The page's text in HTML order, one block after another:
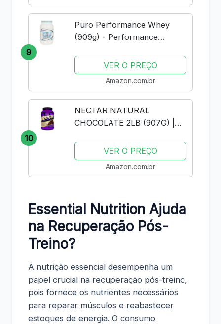
9
Puro Performance Whey
(909g) - Performance
VER O PREÇO
Amazon.com.br
10
NECTAR NATURAL
CHOCOLATE 2LB (907G) |
ISOLADOVER O PREÇO
Amazon.com.br
Essential Nutrition Ajuda
na Recuperação Pós-
Treino?
A nutrição essencial desempenha um
papel crucial na recuperação pós-treino,
pois fornece os nutrientes necessários
para reparar músculos e reabastecer
estoques de energia. O consumo